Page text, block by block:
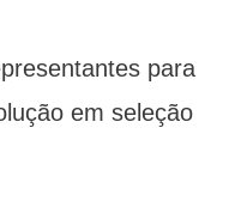
para
em seleção